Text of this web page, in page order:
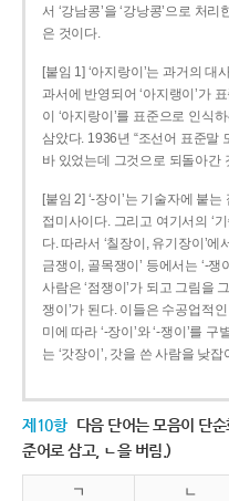
서 ‘강남콩’을 ‘강낭콩’으로 처
은 것이다.
[붙임 1] ‘아지랑이’는 과거의 대
과서에 반영되어 ‘아지랭이’가
이 ‘아지랑이’를 표준으로 인식
삼았다. 1936년 “조선어 표준말
바 있었는데 그것으로 되돌아간
[붙임 2] ‘-장이’는 기술자에 붙
접미사이다. 그리고 여기서의 ‘
다. 따라서 ‘칠장이, 유기장이’에
금쟁이, 골목쟁이’ 등에서는 ‘-
사람은 ‘점쟁이’가 되고 그림을
쟁이’가 된다. 이들은 수공업적
미에 따라 ‘-장이’와 ‘-쟁이’를
는 ‘갓장이’, 갓을 쓴 사람을 낮
제10항 다음 단어는 모음이 단
준어로 삼고, ㄴ을 버림.)
ㄱ ㄴ